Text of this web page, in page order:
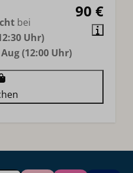
90 €
bei
Uhr)
(12:00 Uhr)